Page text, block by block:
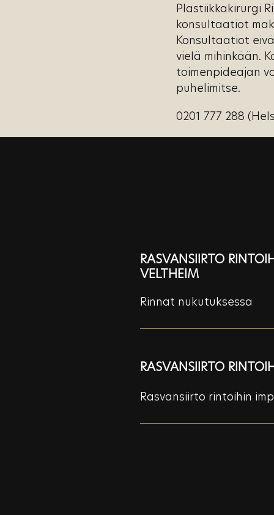
Plastiikkakirurgi
konsultaatiot
Konsultaatiot
vielä mihinkään.
toimenpideajan
puhelimitse.
0201 777 288
RASVANSIIRTO
VELTHEIM
Rinnat nukutuksessa
RASVANSIIRTO
Rasvansiirto rintoihin